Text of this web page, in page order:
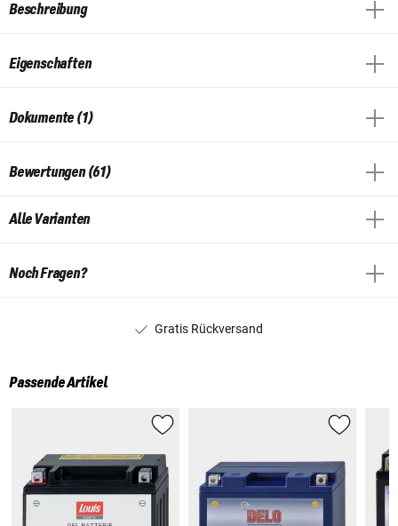
Beschreibung
Eigenschaften
Dokumente (1)
Bewertungen (61)
Alle Varianten
Noch Fragen?
Gratis Rückversand
Passende Artikel